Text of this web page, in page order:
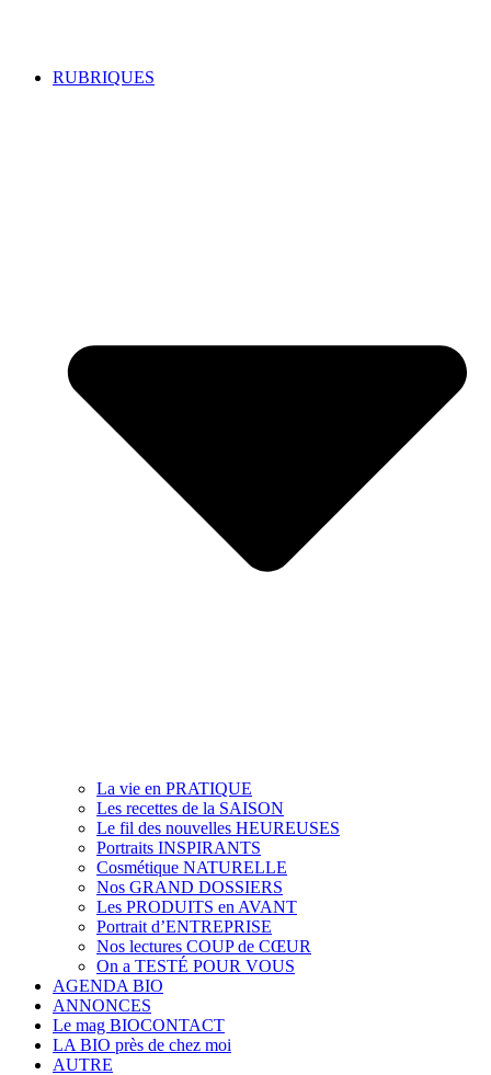
RUBRIQUES
La vie en PRATIQUE
Les recettes de la SAISON
Le fil des nouvelles HEUREUSES
Portraits INSPIRANTS
Cosmétique NATURELLE
Nos GRAND DOSSIERS
Les PRODUITS en AVANT
Portrait d’ENTREPRISE
Nos lectures COUP de CŒUR
On a TESTÉ POUR VOUS
AGENDA BIO
ANNONCES
Le mag BIOCONTACT
LA BIO près de chez moi
AUTRE